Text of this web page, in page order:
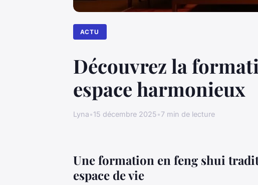
ACTU
Découvrez la
espace harmonieux
Lyna•15 décembre 2025•7 min de lecture
Une formation en feng shui
espace de vie